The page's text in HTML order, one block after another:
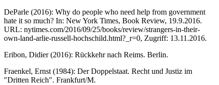
DeParle (2016): Why do people who need help from government
hate it so much? In: New York Times, Book Review, 19.9.2016.
URL: nytimes.com/2016/09/25/books/review/strangers-in-their-
own-land-arlie-russell-hochschild.html?_r=0, Zugriff: 13.11.2016.
Eribon, Didier (2016): Rückkehr nach Reims. Berlin.
Fraenkel, Ernst (1984): Der Doppelstaat. Recht und Justiz im
"Dritten Reich". Frankfurt/M.